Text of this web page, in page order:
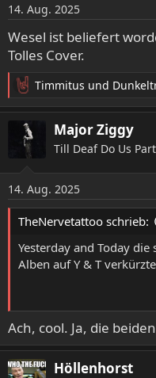
n
e
n
:
14. Aug. 2025
Wesel ist beliefert
Tolles Cover.
R
e
n
e
Timmitus und
Major Ziggy
Till Deaf Do Us Part
14. Aug. 2025
TheNervetattoo schrieb:
Yesterday and Today
Alben auf Y & T
Ach, cool. Ja, die
Höllenhorst